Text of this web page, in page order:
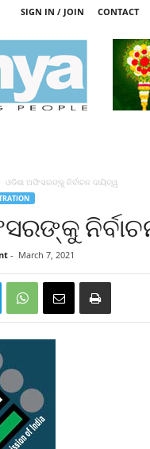
SIGN IN / JOIN CONTACT
ଓଡିଶା ଅଫିସରଙ୍କୁ ନିର୍ବାଚନ ଦାୟିତ୍ୱ
- March 7, 2021